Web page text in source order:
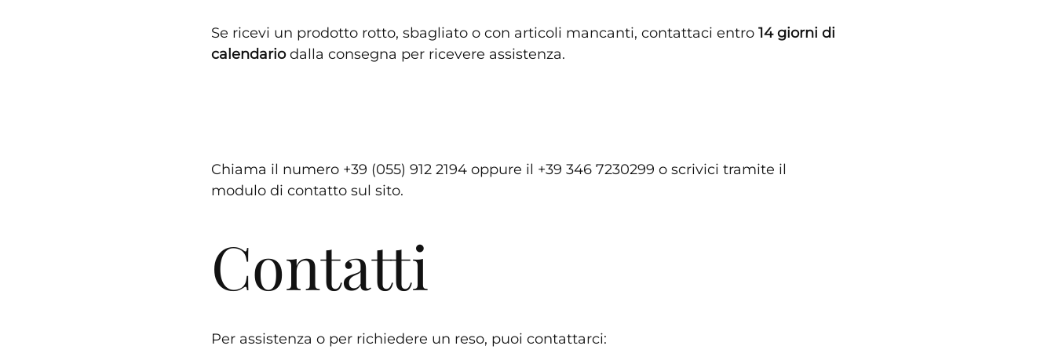
Se ricevi un prodotto rotto, sbagliato o con articoli mancanti, contattaci entro 14 giorni di
calendariodalla consegna per ricevere assistenza.
Chiama il numero +39 (055) 912 2194 oppure il +39 346 7230299 o scrivici tramite il
modulo di contatto sul sito.
Contatti
Per assistenza o per richiedere un reso, puoi contattarci: